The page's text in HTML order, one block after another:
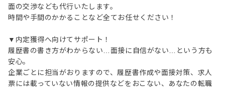
面の交渉なども代行いたします。
時間や手間のかかることなど全てお任せください！
▼内定獲得へ向けてサポート！
履歴書の書き方がわからない…面接に自信がない…という方も
安心。
企業ごとに担当がおりますので、履歴書作成や面接対策、求人
票には載っていない情報の提供などをおこない、あなたの転職